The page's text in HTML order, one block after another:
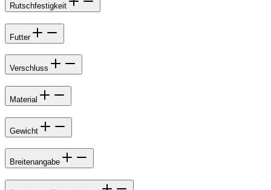
Rutschfestigkeit
Futter
Verschluss
Material
Gewicht
Breitenangabe